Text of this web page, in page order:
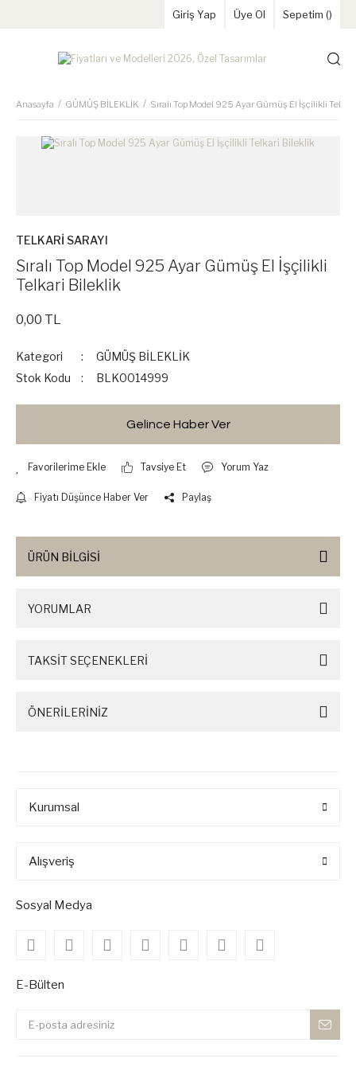
Giriş Yap Üye Ol Sepetim ()
Anasayfa GÜMÜŞ BİLEKLİK Sıralı Top Model 925 Ayar Gümüş El İşçilikli
TELKARİ SARAYI
Sıralı Top Model 925 Ayar Gümüş El İşçilikli
Telkari Bileklik
0,00 TL
Kategori
GÜMÜŞ BİLEKLİK
Stok Kodu
BLK0014999
Gelince Haber Ver
Tavsiye Et Yorum Yaz
Fiyatı Düşünce Haber Ver Paylaş
ÜRÜN BİLGİSİ
YORUMLAR
TAKSİT SEÇENEKLERİ
ÖNERİLERİNİZ
Kurumsal
Alışveriş
Sosyal Medya
E-Bülten